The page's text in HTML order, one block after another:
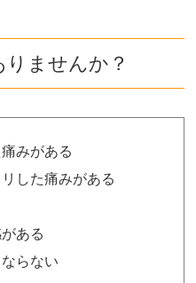
ませんか？
みがある
した痛みがある
ある
らない